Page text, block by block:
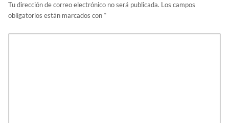
Tu dirección de correo electrónico no será publicada. Los campos
obligatorios están marcados con *